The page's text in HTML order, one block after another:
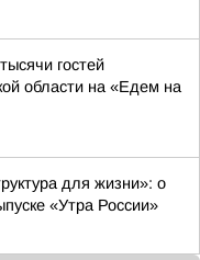
гостей
области на «Едем на
для жизни»: о
«Утра России»